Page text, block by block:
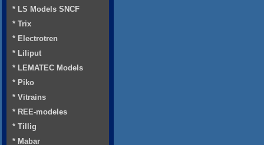
* LS Models SNCF
* Trix
* Electrotren
* Liliput
* LEMATEC Models
* Piko
* Vitrains
* REE-modeles
* Tillig
* Mabar